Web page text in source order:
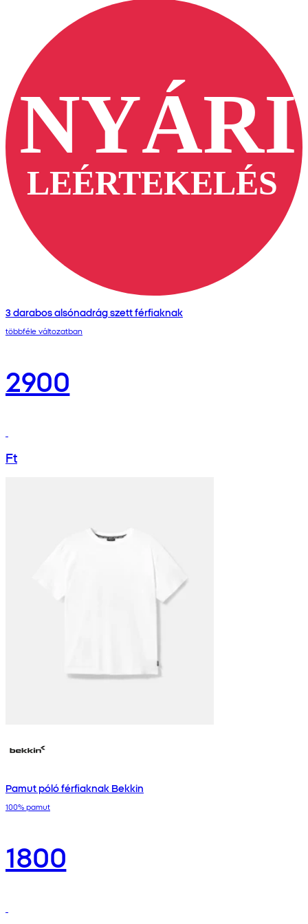
3 darabos alsónadrág szett férfiaknak
többféle változatban
2900
Ft
Pamut póló férfiaknak Bekkin
100% pamut
1800